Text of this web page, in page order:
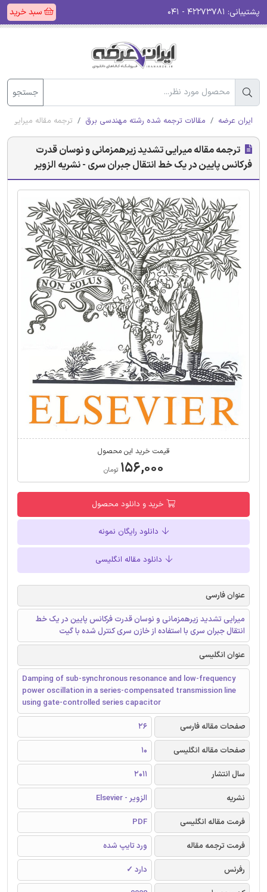
پشتیبانی: سبد خرید
جستجو
ایران عرضه مقالات ترجمه شده رشته مهندسی برق ترجمه مقاله میرایی
ترجمه مقاله میرایی تشدید زیرهمزمانی و نوسان قدرت
فرکانس پایین در یک خط انتقال جبران سری - نشریه الزویر
قیمت خرید این محصول
۱۵۶,۰۰۰ تومان
خرید و دانلود محصول
دانلود رایگان نمونه
دانلود مقاله انگلیسی
عنوان فارسی
میرایی تشدید زیرهمزمانی و نوسان قدرت فرکانس پایین در یک خط
انتقال جبران سری با استفاده از خازن سری کنترل شده با گیت
عنوان انگلیسی
Damping of sub-synchronous resonance and low-frequency
power oscillation in a series-compensated transmission line
using gate-controlled series capacitor
صفحات مقاله فارسی
26
صفحات مقاله انگلیسی
10
سال انتشار
2011
نشریه
الزویر - Elsevier
فرمت مقاله انگلیسی
PDF
فرمت ترجمه مقاله
ورد تایپ شده
رفرنس
دارد ✓